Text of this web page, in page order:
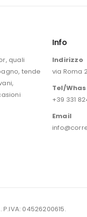
quali
tende
Info
Indirizzo
via Roma
Tel/
+39 331
Email
P.IVA: 04526200615.